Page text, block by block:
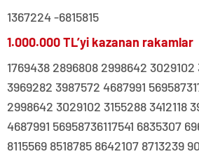
1367224 -6815815
1.000.000 TL’yi kazanan rakamlar
1769438 2896808 2998642 3029102
3969282 3987572 4687991
2998642 3029102 3155288 3412118
4687991 56958736117541 6835307
8115569 8518785 8642107 8713239